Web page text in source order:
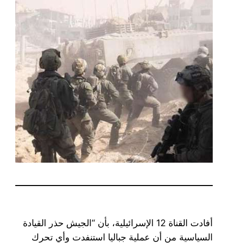
أفادت القناة 12 الإسرائيلية، بأن “الجيش حذر القيادة
السياسية من أن عملية جباليا استنفدت وأي تحرك